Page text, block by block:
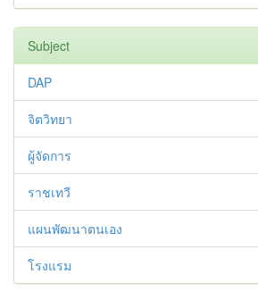
Subject
DAP
จิตวิทยา
ผู้จัดการ
ราชเทวี
แผนพัฒนาตนเอง
โรงแรม